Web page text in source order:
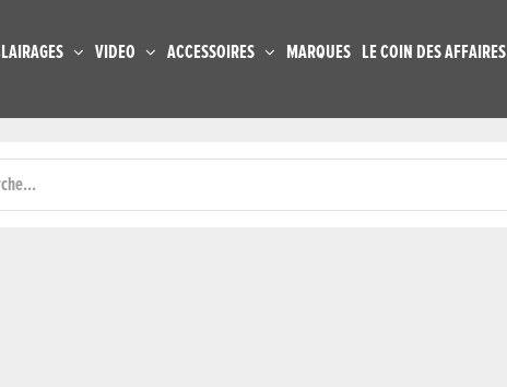
VIDEO ACCESSOIRES MARQUES LE COIN DES AFFAIRES